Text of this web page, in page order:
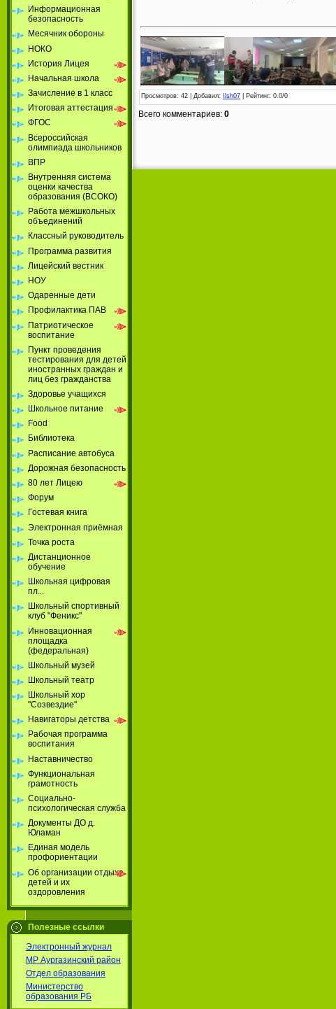
Информационная
безопасность
Месячник обороны
НОКО
История Лицея
Начальная школа
Зачисление в 1 класс
Итоговая аттестация
ФГОС
Всероссийская
олимпиада школьников
ВПР
Внутренняя система
оценки качества
образования (ВСОКО)
Работа межшкольных
объединений
Классный руководитель
Программа развития
Лицейский вестник
НОУ
Одаренные дети
Профилактика ПАВ
Патриотическое
воспитание
Пункт проведения
тестирования для детей
иностранных граждан и
лиц без гражданства
Здоровье учащихся
Школьное питание
Food
Библиотека
Расписание автобуса
Дорожная безопасность
80 лет Лицею
Форум
Гостевая книга
Электронная приёмная
Точка роста
Дистанционное
обучение
Школьная цифровая
пл...
Школьный спортивный
клуб "Феникс"
Инновационная
площадка
(федеральная)
Школьный музей
Школьный театр
Школьный хор
"Созвездие"
Навигаторы детства
Рабочая программа
воспитания
Наставничество
Функциональная
грамотность
Социально-
психологическая служба
Документы ДО д.
Юламан
Единая модель
профориентации
Об организации отдыха
детей и их
оздоровления
Полезные ссылки
Электронный журнал
МР Аургазинский район
Отдел образования
Министерство
образования РБ
Просмотров: 42 | Добавил: Ilsh07 Рейтинг: 0.0/0
Всего комментариев: 0